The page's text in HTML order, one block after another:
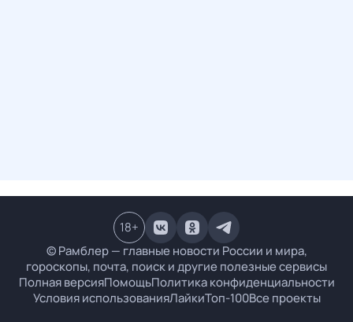
© Рамблер — главные новости России и мира,
гороскопы, почта, поиск и другие полезные сервисы
Полная версияПомощьПолитика конфиденциальности
Условия использованияЛайкиТоп-100Все проекты
18+